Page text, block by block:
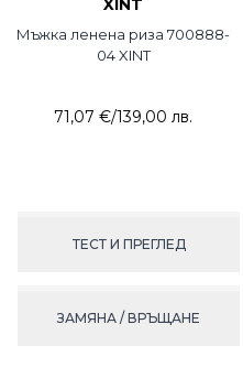
XINT
Мъжка ленена риза 700888-
04 XINT
71,07 €/139,00 лв.
ТЕСТ И ПРЕГЛЕД
ЗАМЯНА / ВРЪЩАНЕ